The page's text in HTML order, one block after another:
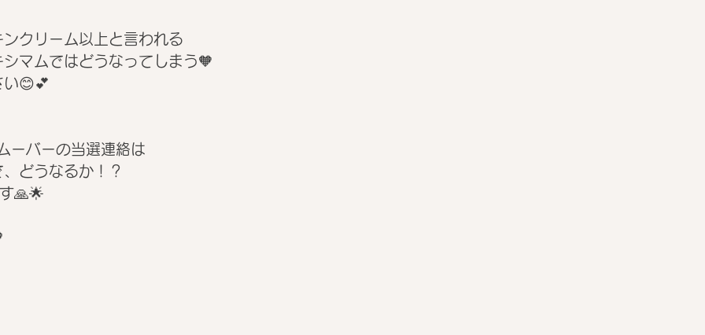
クリーム以上と言われる
マムではどうなってしまう🧡
い😊💕
ーバーの当選連絡は
どうなるか！？
🙏🌟